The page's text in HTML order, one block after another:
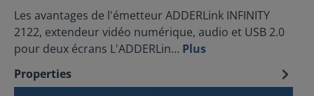
Les avantages de l'émetteur ADDERLink INFINITY
2122, extendeur vidéo numérique, audio et USB 2.0
pour deux écrans L'ADDERLin… Plus
Properties